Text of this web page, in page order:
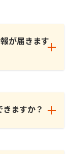
が届きます
ますか？